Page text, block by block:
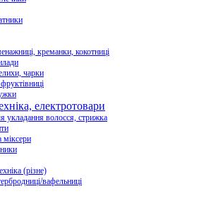
креманки, кокотниці
чарки
електротовари
укладання волосся, стрижка
міксери
(різне)
вафельниці